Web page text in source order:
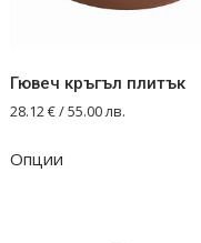
Гювеч кръгъл плитък
28.12€/ 55.00 лв.
Опции